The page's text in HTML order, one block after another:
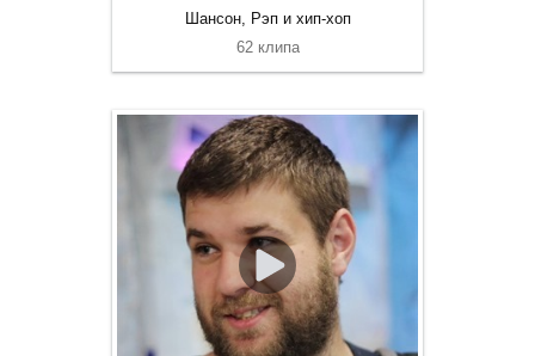
Шансон, Рэп и хип-хоп
62 клипа